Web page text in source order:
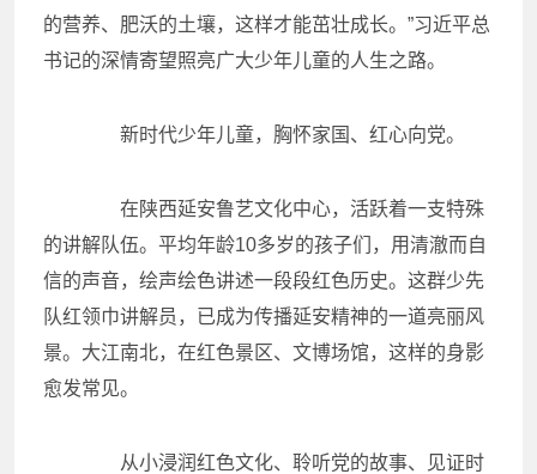
的营养、肥沃的土壤，这样才能茁壮成长。”习近平总
书记的深情寄望照亮广大少年儿童的人生之路。
新时代少年儿童，胸怀家国、红心向党。
在陕西延安鲁艺文化中心，活跃着一支特殊
的讲解队伍。平均年龄10多岁的孩子们，用清澈而自
信的声音，绘声绘色讲述一段段红色历史。这群少先
队红领巾讲解员，已成为传播延安精神的一道亮丽风
景。大江南北，在红色景区、文博场馆，这样的身影
愈发常见。
从小浸润红色文化、聆听党的故事、见证时